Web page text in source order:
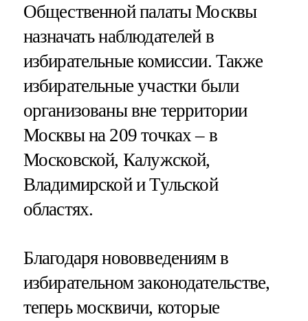
Общественной палаты Москвы
назначать наблюдателей в
избирательные комиссии. Также
избирательные участки были
организованы вне территории
Москвы на 209 точках – в
Московской, Калужской,
Владимирской и Тульской
областях.
Благодаря нововведениям в
избирательном законодательстве,
теперь москвичи, которые